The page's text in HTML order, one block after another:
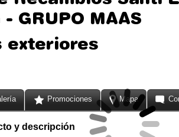
GRUPO MAAS
exteriores
Promociones Mapa
y descripción